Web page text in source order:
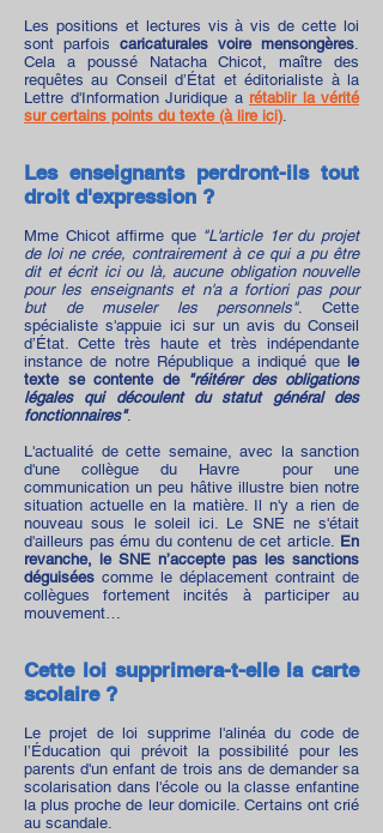
Les positions et lectures vis à vis de cette loi
sont parfois caricaturales voire mensongères.
Cela a poussé Natacha Chicot, maître des
requêtes au Conseil d’État et éditorialiste à la
Lettre d'Information Juridique a rétablir la vérité
sur certains points du texte (à lire ici).
Les enseignants perdront-ils tout
droit d'expression ?
Mme Chicot affirme que "L'article 1er du projet
de loi ne crée, contrairement à ce qui a pu être
dit et écrit ici ou là, aucune obligation nouvelle
pour les enseignants et n'a a fortiori pas pour
but de museler les personnels". Cette
spécialiste s'appuie ici sur un avis du Conseil
d’État. Cette très haute et très indépendante
instance de notre République a indiqué que le
texte se contente de "réitérer des obligations
légales qui découlent du statut général des
fonctionnaires".
L'actualité de cette semaine, avec la sanction
d'une collègue du Havre
pour une
communication un peu hâtive illustre bien notre
situation actuelle en la matière. Il n'y a rien de
nouveau sous le soleil ici. Le SNE ne s'était
d'ailleurs pas ému du contenu de cet article. En
revanche, le SNE n’accepte pas les sanctions
déguisées comme le déplacement contraint de
collègues fortement incités à participer au
mouvement…
Cette loi supprimera-t-elle la carte
scolaire ?
Le projet de loi supprime l'alinéa du code de
l’Éducation qui prévoit la possibilité pour les
parents d'un enfant de trois ans de demander sa
scolarisation dans l'école ou la classe enfantine
la plus proche de leur domicile. Certains ont crié
au scandale.